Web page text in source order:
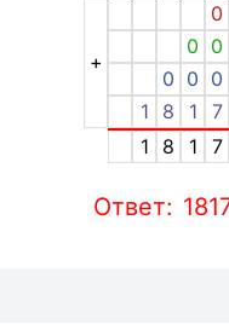
+
0
0 0
0 0 0
1
8 1
7
1
8 1 7
Ответ: